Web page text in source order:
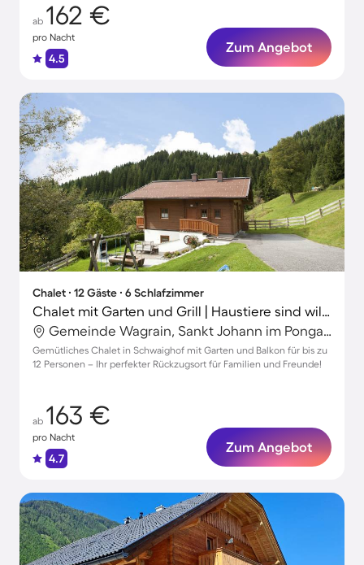
ab 162 €
pro Nacht
4.5
Zum Angebot
Chalet ∙ 12 Gäste ∙ 6 Schlafzimmer
Chalet mit Garten und Grill | Haustiere sind willkommen
Gemeinde Wagrain, Sankt Johann im Pongau, Salzburg
Gemütliches Chalet in Schwaighof mit Garten und Balkon für bis zu
12 Personen – Ihr perfekter Rückzugsort für Familien und Freunde!
ab 163 €
pro Nacht
4.7
Zum Angebot